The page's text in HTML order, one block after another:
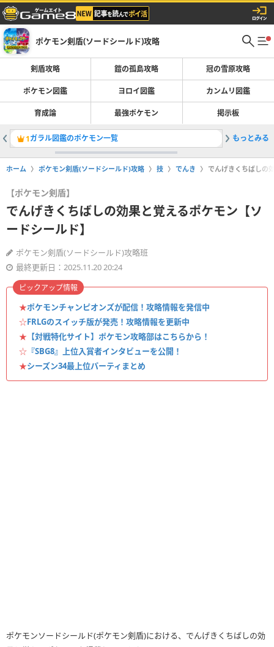
ポケモン剣盾(ソードシールド)攻略
剣盾攻略 鎧の孤島攻略 冠の雪原攻略
ポケモン図鑑 ヨロイ図鑑 カンムリ図鑑
育成論 最強ポケモン 掲示板
1ガラル図鑑のポケモン一覧 2ファイ
もっとみる
ホーム ポケモン剣盾(ソードシールド)攻略 技 でんき でんげきくちばしの
【ポケモン剣盾】
でんげきくちばしの効果と覚えるポケモン【ソ
ードシールド】
ポケモン剣盾(ソードシールド)攻略班
最終更新日：2025.11.20 20:24
★ポケモンチャンピオンズが配信！攻略情報を発信中
☆FRLGのスイッチ版が発売！攻略情報を更新中
★ 【対戦特化サイト】ポケモン攻略部はこちらから！
☆ 『SBG8』上位入賞者インタビューを公開！
★シーズン34最上位パーティまとめ
ピックアップ情報
ポケモンソードシールド(ポケモン剣盾)における、でんげきくちばしの効